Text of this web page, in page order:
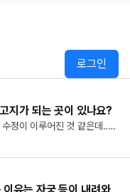
로그인
지가 되는 곳이 있나요?
정이 이루어진 것 같은데..ㅠ